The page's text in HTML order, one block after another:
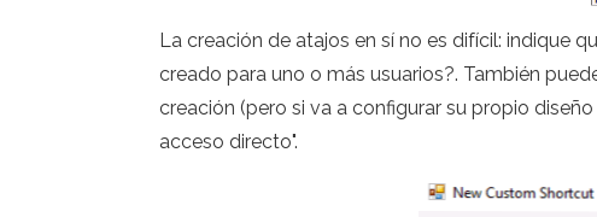
La creación de atajos en sí no es difícil: indique
creado para uno o más usuarios?. También
creación (pero si va a configurar su propio
acceso directo".